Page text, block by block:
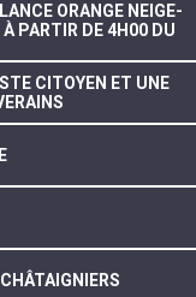
ORANGE NEIGE-
PARTIR DE 4H00 DU
CITOYEN ET UNE